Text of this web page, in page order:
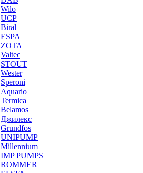
Wilo
UCP
Biral
ESPA
ZOTA
Valtec
STOUT
Wester
Speroni
Aquario
Termica
Belamos
Джилекс
Grundfos
UNIPUMP
Millennium
IMP PUMPS
ROMMER